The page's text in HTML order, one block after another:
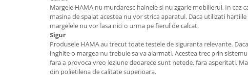
Margele HAMA nu murdaresc hainele si nu zgarie mobilierul. In caz
masina de spalat acestea nu vor strica aparatul. Daca utilizati
margelele nu vor lasa nici o urma pe fierul de calcat.
Sigur
Produsele HAMA au trecut toate testele de siguranta relevante.
inghite o margea nu trebuie sa va alarmati. Acestea trec prin
fara a provoca vreo leziune deoarece sunt netede, fara asperitati.
din polietilena de calitate superioara.